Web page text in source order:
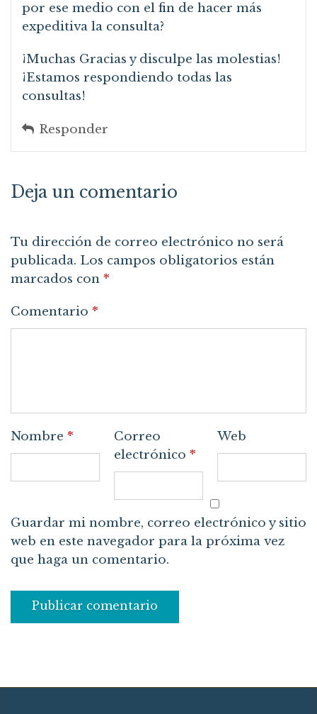
por ese medio con el fin de hacer más
expeditiva la consulta?
¡Muchas Gracias y disculpe las molestias!
¡Estamos respondiendo todas las
consultas!
Responder
Deja un comentario
Tu dirección de correo electrónico no será
publicada. Los campos obligatorios están
marcados con *
Comentario *
Nombre *
Correo
electrónico *
Web
Guardar mi nombre, correo electrónico y sitio
web en este navegador para la próxima vez
que haga un comentario.